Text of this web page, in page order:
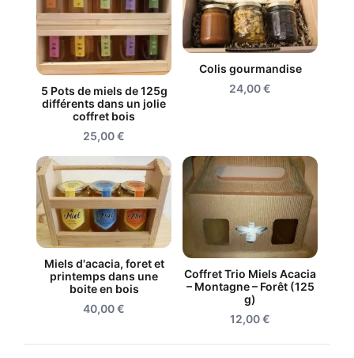
5 Pots de miels de 125g
différents dans un jolie
coffret bois
25,00€
Colis gourmandise
24,00€
Miels d'acacia, foret et
printemps dans une
boite en bois
40,00€
Coffret Trio Miels Acacia
– Montagne – Forêt (125
g)
12,00€